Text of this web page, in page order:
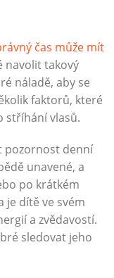
čas může mít
navolit takový
náladě, aby se
faktorů, které
stříhání vlasů.
pozornost denní
unavené, a
po krátkém
je dítě ve svém
a zvědavostí.
sledovat jeho